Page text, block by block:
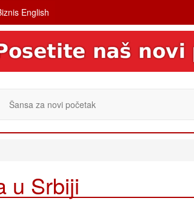
English
Šansa za novi početak
u Srbiji